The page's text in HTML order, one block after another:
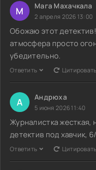
М Мага Махачкала
2 апреля 2026 13:00
Обожаю этот
атмосфера просто
убедительно.
Ответить Цитировать
А Андрюха
5 июня 2026 11:40
Журналистка жесткая,
детектив под хавчик,
Ответить Цитировать